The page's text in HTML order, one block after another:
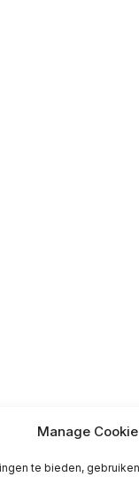
Manage
te bieden,